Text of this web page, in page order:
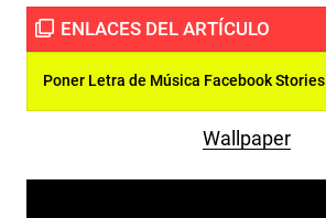
Poner Letra de Música Facebook Stories
Wallpaper